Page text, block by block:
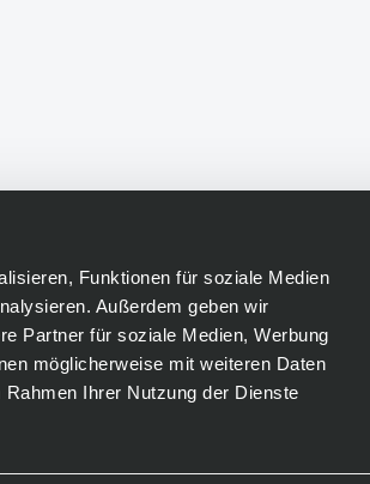
Funktionen für soziale Medien
Außerdem geben wir
Partner für soziale Medien, Werbung
möglicherweise mit weiteren Daten
Ihrer Nutzung der Dienste